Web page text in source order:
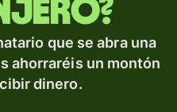
que se abra una
ahorraréis un montón
dinero.